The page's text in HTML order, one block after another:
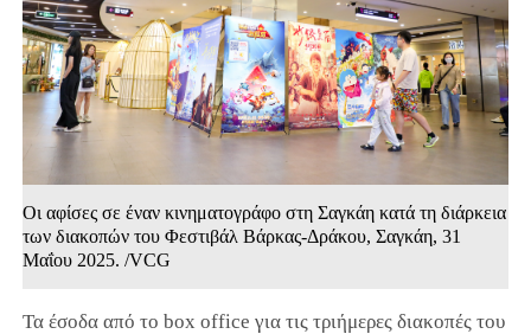
Οι αφίσες σε έναν κινηματογράφο στη Σαγκάη κατά τη διάρκεια
των διακοπών του Φεστιβάλ Βάρκας-Δράκου, Σαγκάη, 31
Μαΐου 2025. /VCG
Τα έσοδα από το box office για τις τριήμερες διακοπές του